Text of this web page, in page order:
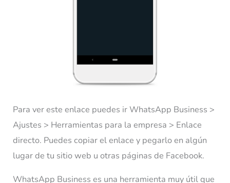
Para ver este enlace puedes ir WhatsApp Business >
Ajustes > Herramientas para la empresa > Enlace
directo. Puedes copiar el enlace y pegarlo en algún
lugar de tu sitio web u otras páginas de Facebook.
WhatsApp Business es una herramienta muy útil que